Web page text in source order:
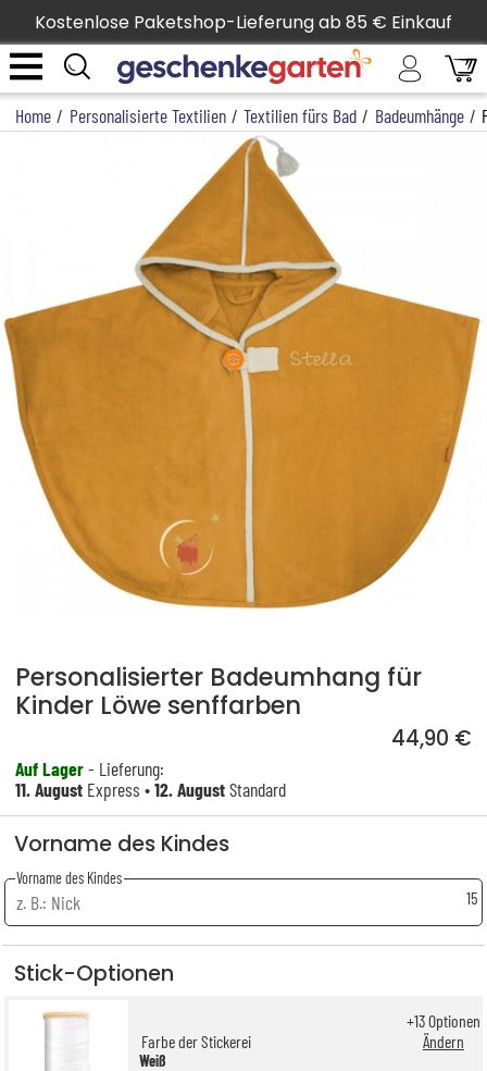
Kostenlose Paketshop-Lieferung ab 85 € Einkauf
Home / Personalisierte Textilien / Textilien fürs Bad / Badeumhänge /
Personalisierter Badeumhang für
Kinder Löwe senffarben
44,90 €
Auf Lager- Lieferung:
11. August Express •12. AugustStandard
Vorname des Kindes
Vorname des Kindes
15
Stick-Optionen
Farbe der Stickerei
Weiß
+13Optionen
Ändern